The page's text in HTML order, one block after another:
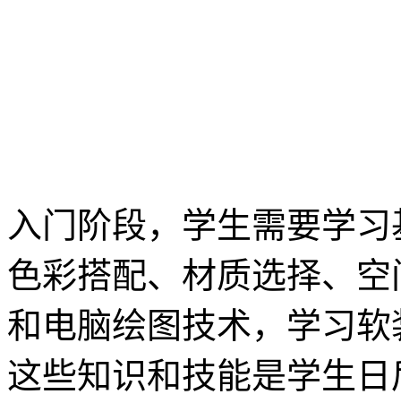
入门阶段，学生需要学
色彩搭配、材质选择、
和电脑绘图技术，学习
这些知识和技能是学生